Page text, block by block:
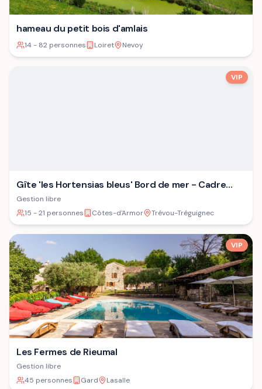
hameau du petit bois d'amlais
14 - 82 personnes Loiret Nevoy
VIP
Gîte 'les Hortensias bleus' Bord de mer - Cadre
verdoyant - Plage
Gestion libre
15 - 21 personnes
Côtes-d'Armor Trévou-Tréguignec
VIP
Les Fermes de Rieumal
Gestion libre
45 personnes
Gard Lasalle